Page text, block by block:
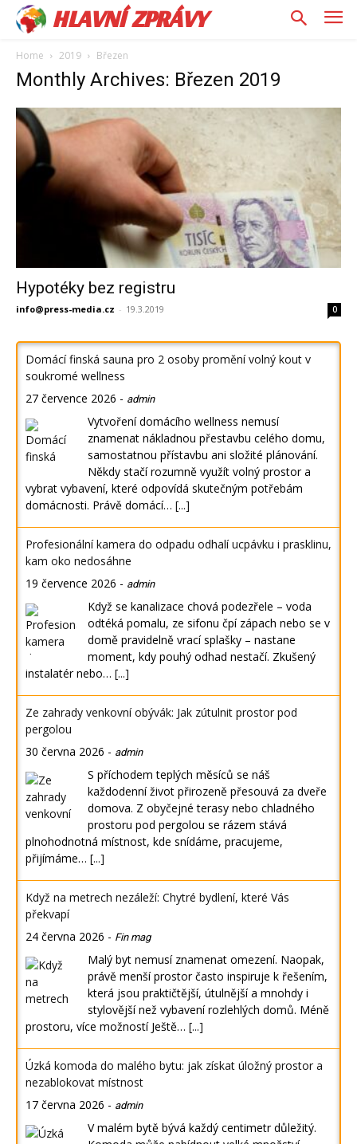
HLAVNÍ ZPRÁVY
Home 2019 Březen
Monthly Archives: Březen 2019
Hypotéky bez registru
info@press-media.cz - 19.3.2019 0
Domácí finská sauna pro 2 osoby promění volný kout v
soukromé wellness
27 července 2026 - admin
Vytvoření domácího wellness nemusí
znamenat nákladnou přestavbu celého domu,
samostatnou přístavbu ani složité plánování.
Někdy stačí rozumně využít volný prostor a
vybrat vybavení, které odpovídá skutečným potřebám
domácnosti. Právě domácí… [...]
Profesionální kamera do odpadu odhalí ucpávku i prasklinu,
kam oko nedosáhne
19 července 2026 - admin
Když se kanalizace chová podezřele – voda
odtéká pomalu, ze sifonu čpí zápach nebo se v
domě pravidelně vrací splašky – nastane
moment, kdy pouhý odhad nestačí. Zkušený
instalatér nebo… [...]
Ze zahrady venkovní obývák: Jak zútulnit prostor pod
pergolou
30 června 2026 - admin
S příchodem teplých měsíců se náš
každodenní život přirozeně přesouvá za dveře
domova. Z obyčejné terasy nebo chladného
prostoru pod pergolou se rázem stává
plnohodnotná místnost, kde snídáme, pracujeme,
přijímáme… [...]
Když na metrech nezáleží: Chytré bydlení, které Vás
překvapí
24 června 2026 - Fin mag
Malý byt nemusí znamenat omezení. Naopak,
právě menší prostor často inspiruje k řešením,
která jsou praktičtější, útulnější a mnohdy i
stylovější než vybavení rozlehlých domů. Méně
prostoru, více možností Ještě… [...]
Úzká komoda do malého bytu: jak získat úložný prostor a
nezablokovat místnost
17 června 2026 - admin
V malém bytě bývá každý centimetr důležitý.